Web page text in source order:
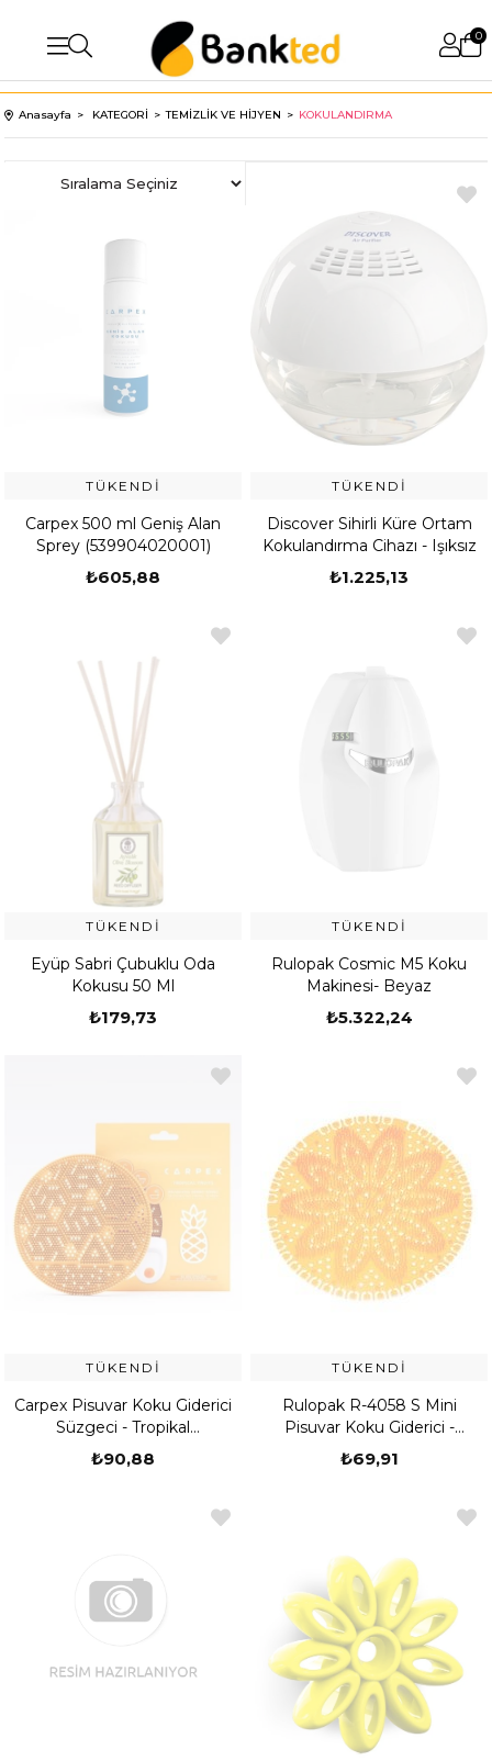
0
Anasayfa KATEGORİ TEMİZLİK VE HİJYEN KOKULANDIRMA
TÜKENDI
Carpex 500 ml Geniş Alan
Sprey (539904020001)
₺605,88
TÜKENDI
Discover Sihirli Küre Ortam
Kokulandırma Cihazı - Işıksız
₺1.225,13
TÜKENDI
Eyüp Sabri Çubuklu Oda
Kokusu 50 Ml
₺179,73
TÜKENDI
Rulopak Cosmic M5 Koku
Makinesi- Beyaz
₺5.322,24
TÜKENDI
Carpex Pisuvar Koku Giderici
Süzgeci - Tropikal
(529904110001)
₺90,88
TÜKENDI
Rulopak R-4058 S Mini
Pisuvar Koku Giderici -
Mango
₺69,91